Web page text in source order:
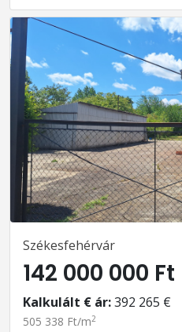
Székesfehérvár
142 000 000 Ft
Kalkulált € ár:392 265 €
505 338 Ft/m2